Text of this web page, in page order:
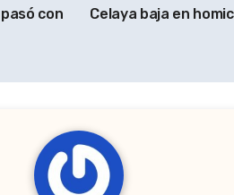
con
Celaya baja en